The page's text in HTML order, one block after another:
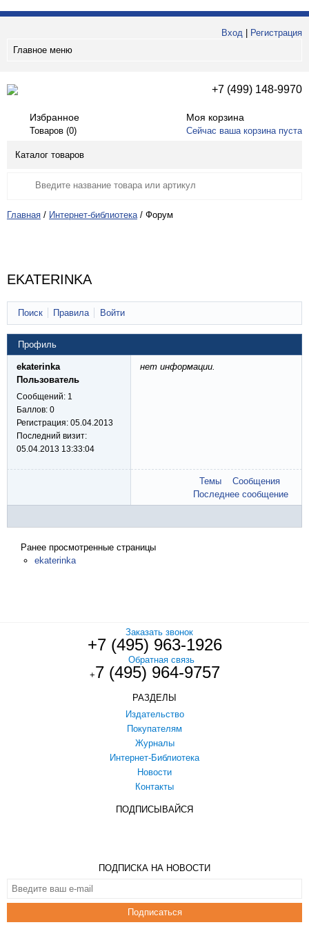
Вход
Регистрация
Главное меню
+7 (499) 148-9970
Избранное
Товаров (0)
Моя корзина
Сейчас ваша корзина пуста
Каталог товаров
Главная / Интернет-библиотека / Форум
EKATERINKA
Поиск Правила Войти
Профиль
ekaterinka
Пользователь
Сообщений: 1
Баллов: 0
Регистрация: 05.04.2013
Последний визит:
05.04.2013 13:33:04
нет информации.
Темы
Сообщения
Последнее сообщение
Ранее просмотренные страницы
ekaterinka
Заказать звонок
+7 (495) 963-1926
Обратная связь
+7 (495) 964-9757
РАЗДЕЛЫ
Издательство
Покупателям
Журналы
Интернет-Библиотека
Новости
Контакты
ПОДПИСЫВАЙСЯ
ПОДПИСКА НА НОВОСТИ
Подписаться